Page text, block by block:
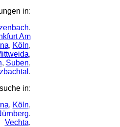
in:
,
Am
, Köln,
,
, Suben,
,
in:
, Köln,
,
Vechta,